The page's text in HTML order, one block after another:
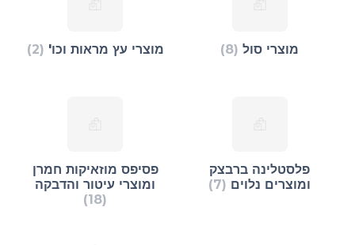
מוצרי סול (8) מוצרי עץ מראות וכו' (2)
פלסטלינה ברבצק
ומוצרים נלוים (7)
פסיפס מוזאיקות חמרן
ומוצרי עיטור והדבקה
(18)